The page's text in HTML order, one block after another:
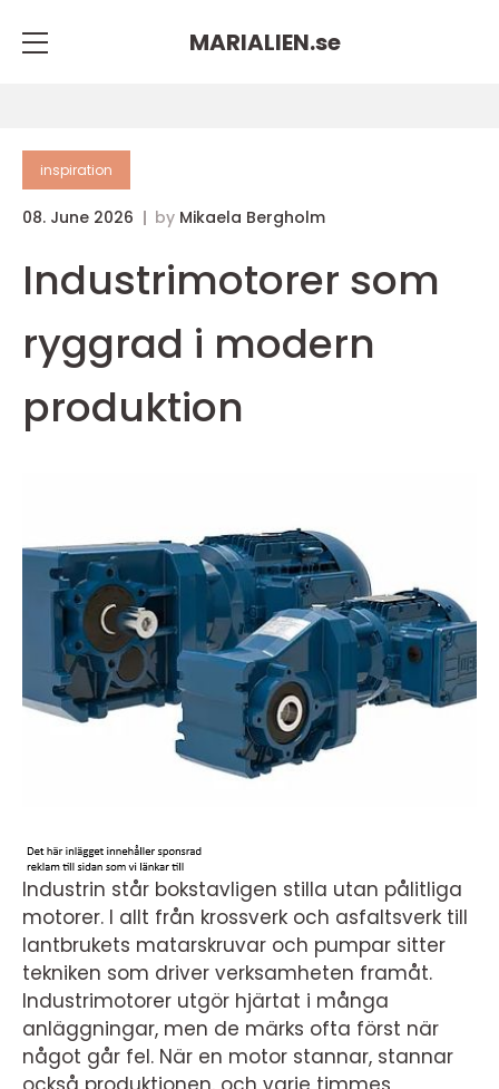
MARIALIEN.se
inspiration
08. June 2026 by Mikaela Bergholm
Industrimotorer som
ryggrad i modern
produktion
Industrin står bokstavligen stilla utan pålitliga
motorer. I allt från krossverk och asfaltsverk till
lantbrukets matarskruvar och pumpar sitter
tekniken som driver verksamheten framåt.
Industrimotorer utgör hjärtat i många
anläggningar, men de märks ofta först när
något går fel. När en motor stannar, stannar